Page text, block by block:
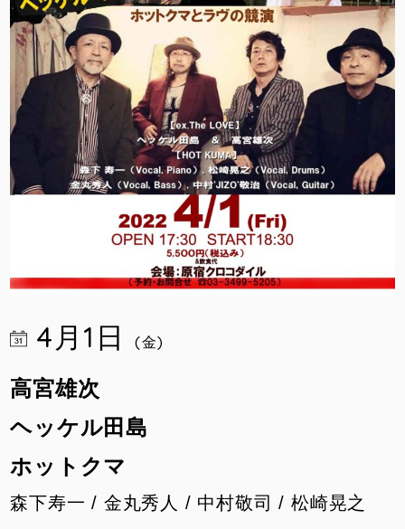
4月1日(金)
高宮雄次
ヘッケル田島
ホットクマ
森下寿一 / 金丸秀人 / 中村敬司 / 松崎晃之